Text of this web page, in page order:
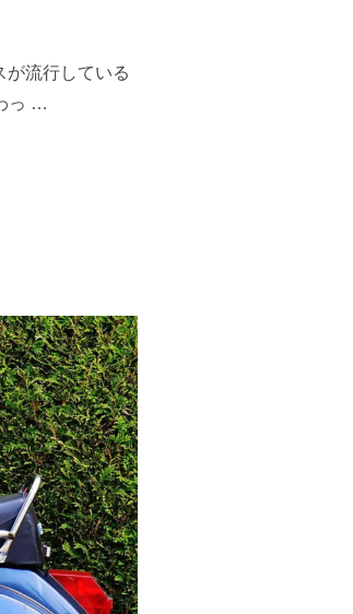
が流行している
っ …